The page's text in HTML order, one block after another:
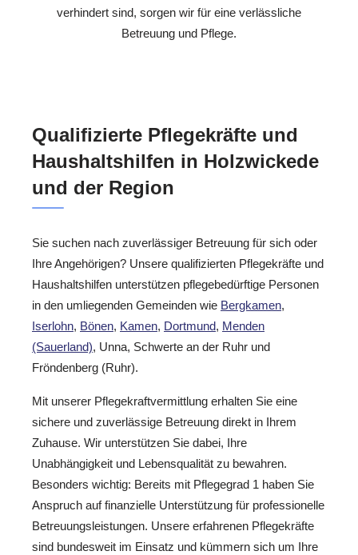
verhindert sind, sorgen wir für eine verlässliche
Betreuung und Pflege.
Qualifizierte Pflegekräfte und
Haushaltshilfen in Holzwickede
und der Region
Sie suchen nach zuverlässiger Betreuung für sich oder
Ihre Angehörigen? Unsere qualifizierten Pflegekräfte und
Haushaltshilfen unterstützen pflegebedürftige Personen
in den umliegenden Gemeinden wie Bergkamen,
Iserlohn, Bönen, Kamen, Dortmund, Menden
(Sauerland), Unna, Schwerte an der Ruhr und
Fröndenberg (Ruhr).
Mit unserer Pflegekraftvermittlung erhalten Sie eine
sichere und zuverlässige Betreuung direkt in Ihrem
Zuhause. Wir unterstützen Sie dabei, Ihre
Unabhängigkeit und Lebensqualität zu bewahren.
Besonders wichtig: Bereits mit Pflegegrad 1 haben Sie
Anspruch auf finanzielle Unterstützung für professionelle
Betreuungsleistungen. Unsere erfahrenen Pflegekräfte
sind bundesweit im Einsatz und kümmern sich um Ihre